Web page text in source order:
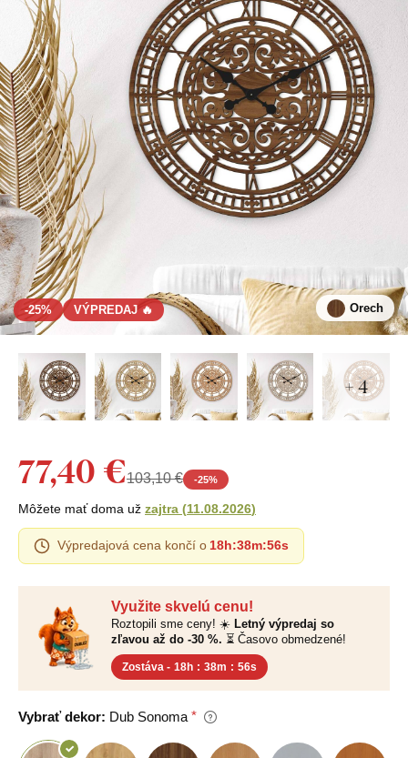
-25% VÝPREDAJ 🔥 Orech
+ 4
Využite skvelú cenu!
Roztopili sme ceny! ☀️ Letný výpredaj so
zľavou až do -30 %. ⏳ Časovo obmedzené!
Zostáva - 18h : 38m : 55s
Vybrať dekor: Dub Sonoma
77,40 €103,10 € -25%
Môžete mať doma už zajtra (11.08.2026)
Výpredajová cena končí o 18h:38m:55s